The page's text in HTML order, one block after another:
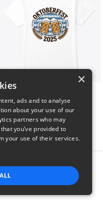
product
×
ads and to analyse
about your use of our
partners who may
you’ve provided to
your use of their services.
PERFORMANCE